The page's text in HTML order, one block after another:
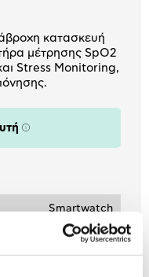
κατασκευή
μέτρησης SpO2
Stress Monitoring,
Πληροφορίες
Smartwatch
έως 7 ημέρες